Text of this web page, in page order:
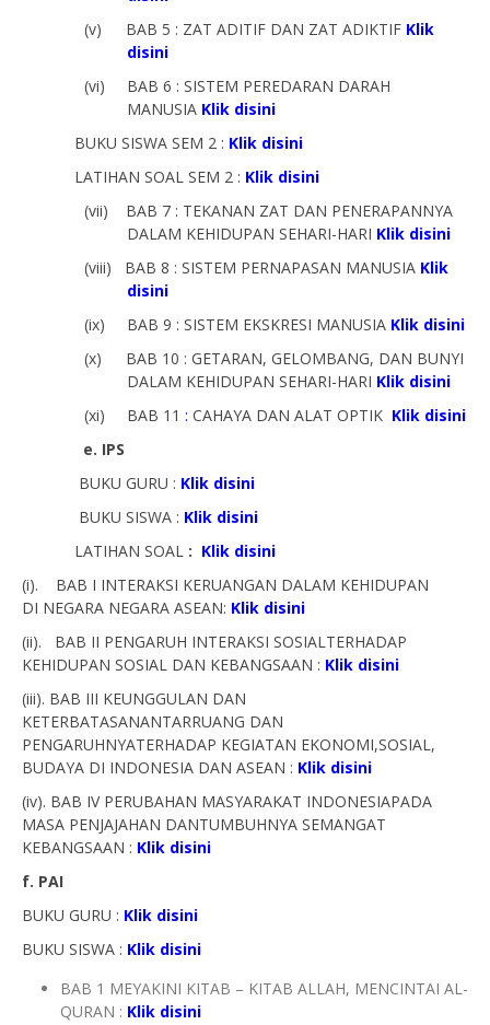
(v)
BAB 5 : ZAT ADITIF DAN ZAT ADIKTIF Klik
disini
(vi)
BAB 6 : SISTEM PEREDARAN DARAH
MANUSIA Klik disini
BUKU SISWA SEM 2 : Klik disini
LATIHAN SOAL SEM 2 : Klik disini
(vii)
BAB 7 : TEKANAN ZAT DAN PENERAPANNYA
DALAM KEHIDUPAN SEHARI-HARI Klik disini
(viii)
BAB 8 : SISTEM PERNAPASAN MANUSIA Klik
disini
(ix)
BAB 9 : SISTEM EKSKRESI MANUSIA Klik disini
(x)
BAB 10 : GETARAN, GELOMBANG, DAN BUNYI
DALAM KEHIDUPAN SEHARI-HARI Klik disini
(xi)
BAB 11 : CAHAYA DAN ALAT OPTIK Klik disini
e. IPS
BUKU GURU : Klik disini
BUKU SISWA : Klik disini
LATIHAN SOAL : Klik disini
(i). BAB I INTERAKSI KERUANGAN DALAM KEHIDUPAN
DI NEGARA NEGARA ASEAN: Klik disini
(ii). BAB II PENGARUH INTERAKSI SOSIALTERHADAP
KEHIDUPAN SOSIAL DAN KEBANGSAAN : Klik disini
(iii). BAB III KEUNGGULAN DAN
KETERBATASANANTARRUANG DAN
PENGARUHNYATERHADAP KEGIATAN EKONOMI,SOSIAL,
BUDAYA DI INDONESIA DAN ASEAN : Klik disini
(iv). BAB IV PERUBAHAN MASYARAKAT INDONESIAPADA
MASA PENJAJAHAN DANTUMBUHNYA SEMANGAT
KEBANGSAAN : Klik disini
f. PAI
BUKU GURU : Klik disini
BUKU SISWA : Klik disini
BAB 1 MEYAKINI KITAB – KITAB ALLAH, MENCINTAI AL-
QURAN : Klik disini